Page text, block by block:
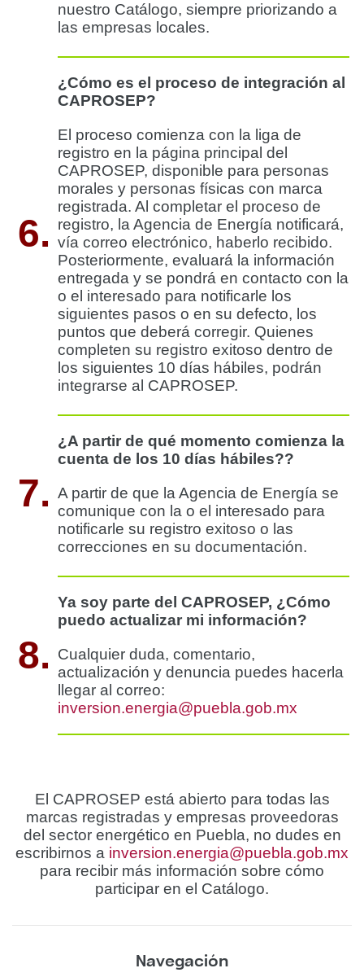
nuestro Catálogo, siempre priorizando a
las empresas locales.
6.
¿Cómo es el proceso de integración al
CAPROSEP?
El proceso comienza con la liga de
registro en la página principal del
CAPROSEP, disponible para personas
morales y personas físicas con marca
registrada. Al completar el proceso de
registro, la Agencia de Energía notificará,
vía correo electrónico, haberlo recibido.
Posteriormente, evaluará la información
entregada y se pondrá en contacto con la
o el interesado para notificarle los
siguientes pasos o en su defecto, los
puntos que deberá corregir. Quienes
completen su registro exitoso dentro de
los siguientes 10 días hábiles, podrán
integrarse al CAPROSEP.
7.
¿A partir de qué momento comienza la
cuenta de los 10 días hábiles??
A partir de que la Agencia de Energía se
comunique con la o el interesado para
notificarle su registro exitoso o las
correcciones en su documentación.
8.
Ya soy parte del CAPROSEP, ¿Cómo
puedo actualizar mi información?
Cualquier duda, comentario,
actualización y denuncia puedes hacerla
llegar al correo:
inversion.energia@puebla.gob.mx
El CAPROSEP está abierto para todas las
marcas registradas y empresas proveedoras
del sector energético en Puebla, no dudes en
escribirnos a inversion.energia@puebla.gob.mx
para recibir más información sobre cómo
participar en el Catálogo.
Navegación